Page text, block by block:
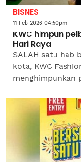
BISNES
11 Feb 2026 04:50pm
KWC himpun
Hari Raya
SALAH satu hab
kota, KWC
menghimpunkan
menyeronokkan